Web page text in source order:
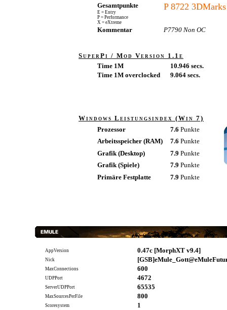
Gesamtpunkte
E = Entry
P = Performance
X = eXtreme
P 8722 3DMarks
Kommentar P7790 Non OC
SuperPi / Mod Version 1.1e
Time 1M
10.946 secs.
Time 1M overclocked
9.064 secs.
Windows Leistungsindex (Win 7)
Prozessor
7.6 Punkte
Arbeitsspeicher (RAM)
7.6 Punkte
Grafik (Desktop)
7.9 Punkte
Grafik (Spiele)
7.9 Punkte
Primäre Festplatte
7.9 Punkte
AppVersion 0.47c [MorphXT v9.4]
Nick
MaxConnections 600
UDPPort 4672
ServerUDPPort 65535
MaxSourcesPerFile 800
Scoresystem 1